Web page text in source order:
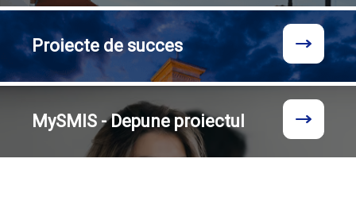
Proiecte de succes
MySMIS - Depune proiectul